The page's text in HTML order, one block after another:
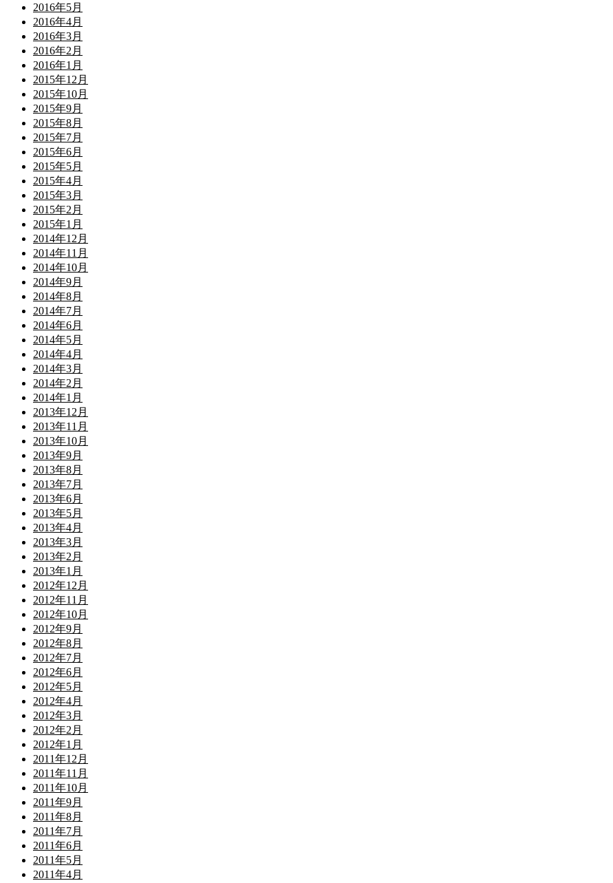
2016年5月
2016年4月
2016年3月
2016年2月
2016年1月
2015年12月
2015年10月
2015年9月
2015年8月
2015年7月
2015年6月
2015年5月
2015年4月
2015年3月
2015年2月
2015年1月
2014年12月
2014年11月
2014年10月
2014年9月
2014年8月
2014年7月
2014年6月
2014年5月
2014年4月
2014年3月
2014年2月
2014年1月
2013年12月
2013年11月
2013年10月
2013年9月
2013年8月
2013年7月
2013年6月
2013年5月
2013年4月
2013年3月
2013年2月
2013年1月
2012年12月
2012年11月
2012年10月
2012年9月
2012年8月
2012年7月
2012年6月
2012年5月
2012年4月
2012年3月
2012年2月
2012年1月
2011年12月
2011年11月
2011年10月
2011年9月
2011年8月
2011年7月
2011年6月
2011年5月
2011年4月